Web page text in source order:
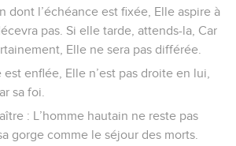
dont l’échéance est fixée, Elle aspire à
pas. Si elle tarde, attends-la, Car
Elle ne sera pas différée.
enflée, Elle n’est pas droite en lui,
sa foi.
: L’homme hautain ne reste pas
gorge comme le séjour des morts.